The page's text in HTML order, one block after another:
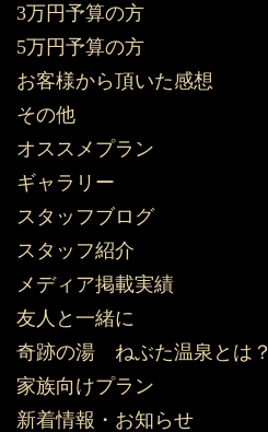
3万円予算の方
5万円予算の方
お客様から頂いた感想
その他
オススメプラン
ギャラリー
スタッフブログ
スタッフ紹介
メディア掲載実績
友人と一緒に
奇跡の湯 ねぶた温泉とは？
家族向けプラン
新着情報・お知らせ